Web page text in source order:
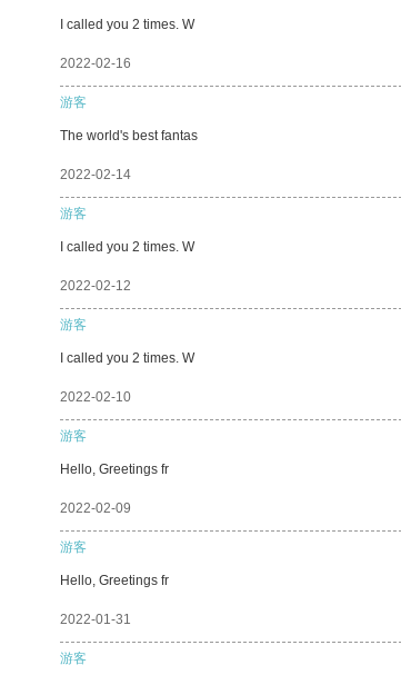
I called you 2 times. W
2022-02-16
游客
The world's best fantas
2022-02-14
游客
I called you 2 times. W
2022-02-12
游客
I called you 2 times. W
2022-02-10
游客
Hello, Greetings fr
2022-02-09
游客
Hello, Greetings fr
2022-01-31
游客